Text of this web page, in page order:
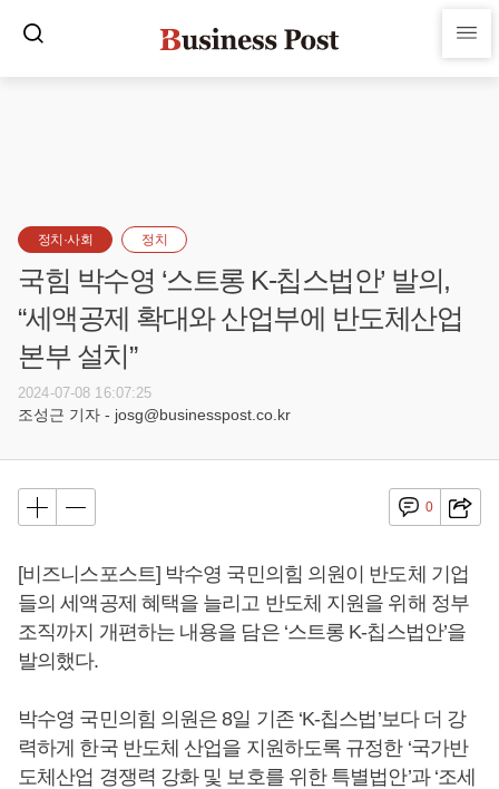
정치·사회 정치
국힘 박수영 ‘스트롱 K-칩스법안’ 발의,
“세액공제 확대와 산업부에 반도체산업
본부 설치”
2024-07-08 16:07:25
조성근 기자 - josg@businesspost.co.kr
0
[비즈니스포스트] 박수영 국민의힘 의원이 반도체 기업
들의 세액공제 혜택을 늘리고 반도체 지원을 위해 정부
조직까지 개편하는 내용을 담은 ‘스트롱 K-칩스법안’을
발의했다.
박수영 국민의힘 의원은 8일 기존 ‘K-칩스법’보다 더 강
력하게 한국 반도체 산업을 지원하도록 규정한 ‘국가반
도체산업 경쟁력 강화 및 보호를 위한 특별법안’과 ‘조세